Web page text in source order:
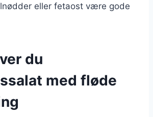
eller fetaost være gode
du
med fløde